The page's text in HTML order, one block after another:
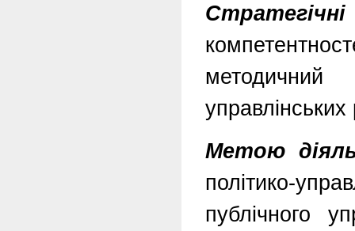
Стратегічні
Метою
політико-
публічного